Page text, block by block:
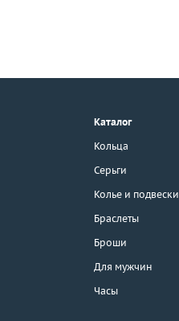
г. Москва, Тихвинский пер., д. 7,
3D-тур по шоуруму
Каталог
Кольца
Серьги
Колье и подвески
Браслеты
Броши
Для мужчин
Часы